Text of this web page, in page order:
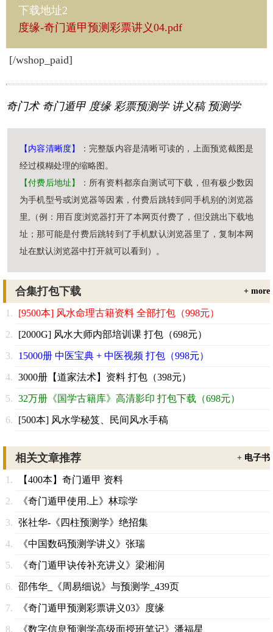
下载地址2
度缘-奇门遁甲预测彩票讲义04.pdf
[/wshop_paid]
奇门术 奇门遁甲 度缘 彩票预测学 讲义稿 预测学
【内容清晰度】
：完整版内容是清晰可读的，上面预览截图是
经过模糊处理的缩略图。
【付费后地址】
：所有资料都亲自测试可下载，但有极少数因
为手机型号或浏览器等因素，付费后跳转到同手机别的浏览器
里,（例：用百度浏览器打开了本网页付费了，但没跳出下载地
址；那可能是付费后跳转到了手机默认浏览器里了，复制本网
址在默认浏览器中打开就可以看到）。
合集打包下载 + more
[9500本] 风水命理古籍资料 全部打包（998元）
[2000G] 风水大师内部培训课 打包（698元）
15000册 中医宝典 + 中医视频 打包（998元）
3000册【道家法术】资料 打包（398元）
32万册《国学古籍库》高清影印 打包下载（698元）
[500本] 风水学秘笈、民间风水手稿
相关文章推荐 + 电子书
【400本】奇门遁甲 资料
《奇门遁甲使用.上》林琮学
张社华-《四柱预测学》绝招集
《中国数码预测学讲义》张瑞
《奇门遁甲诀传补充讲义》梁湘润
邵伟华_《周易细说》与预测学_439页
《奇门遁甲预测彩票讲义03》度缘
《数字信息预测学高级面授班笔记》潘福星